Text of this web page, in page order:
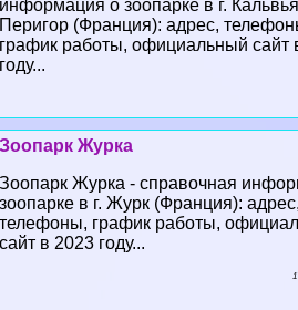
информация о зоопарке в г.
Перигор (Франция): адрес,
график работы, официальный сайт
году...
Зоопарк Журка
Зоопарк Журка - справочная
зоопарке в г. Журк (Франция): адрес,
телефоны, график работы,
сайт в 2023 году...